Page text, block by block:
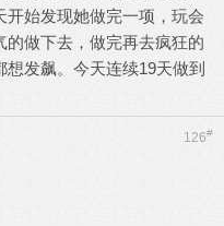
始发现她做完一项，玩会
的做下去，做完再去疯狂的
发飙。今天连续19天做到
126#